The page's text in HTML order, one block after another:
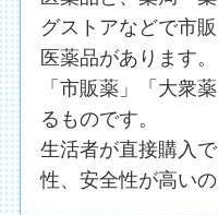
グストアなどで市
医薬品があります。
「市販薬」「大衆
るものです。
生活者が直接購入
性、安全性が高いの